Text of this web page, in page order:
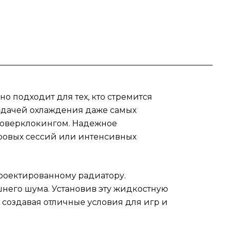
о
подходит для тех, кто стремится
охлаждения даже самых
Надежное
сессий или интенсивных
радиатору.
шума. Установив эту жидкостную
отличные условия для игр и